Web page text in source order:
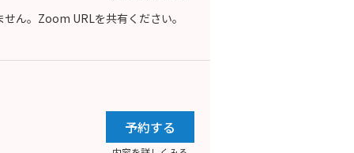
ん。Zoom URLを共有ください。
予約する